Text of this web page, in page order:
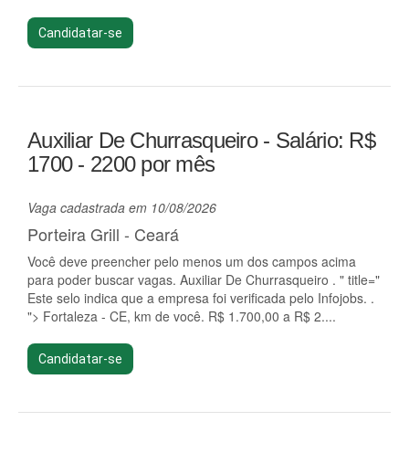
Candidatar-se
Auxiliar De Churrasqueiro - Salário: R$
1700 - 2200 por mês
Vaga cadastrada em 10/08/2026
Porteira Grill - Ceará
Você deve preencher pelo menos um dos campos acima
para poder buscar vagas. Auxiliar De Churrasqueiro . " title="
Este selo indica que a empresa foi verificada pelo Infojobs. .
"> Fortaleza - CE, km de você. R$ 1.700,00 a R$ 2....
Candidatar-se